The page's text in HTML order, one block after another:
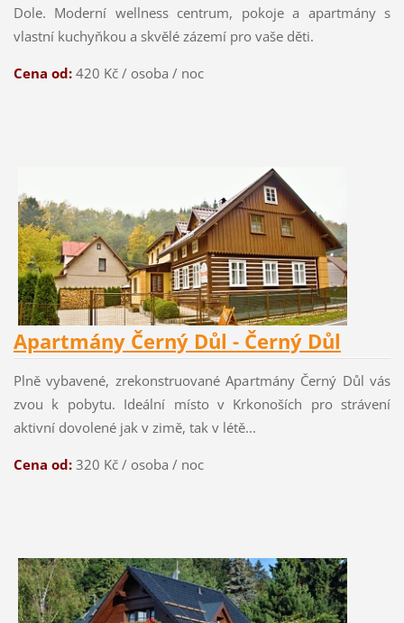
Dole. Moderní wellness centrum, pokoje a apartmány s
vlastní kuchyňkou a skvělé zázemí pro vaše děti.
Cena od:420 Kč / osoba / noc
Apartmány Černý Důl - Černý Důl
Plně vybavené, zrekonstruované Apartmány Černý Důl vás
zvou k pobytu. Ideální místo v Krkonoších pro strávení
aktivní dovolené jak v zimě, tak v létě...
Cena od: 320 Kč / osoba / noc